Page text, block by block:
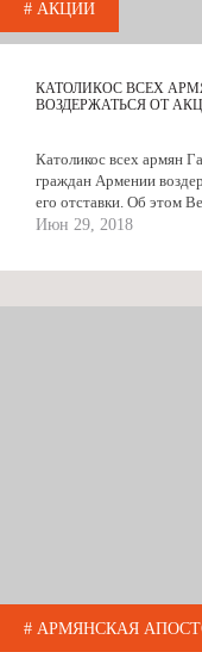
# АКЦИИ
КАТОЛИКОС ВСЕХ
ВОЗДЕРЖАТЬСЯ ОТ
Католикос всех армян
граждан Армении
его отставки. Об этом
специального...
Июн 29, 2018
# АРМЯНСКАЯ